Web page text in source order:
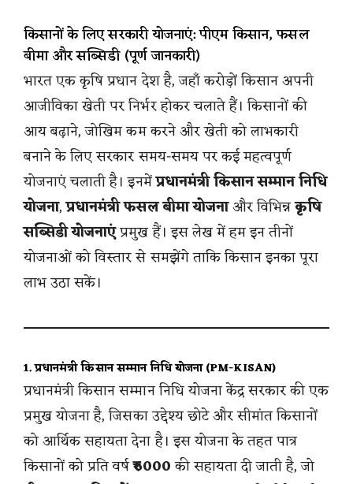
किसानों के लिए सरकारी योजनाएं: पीएम किसान, फसल
बीमा और सब्सिडी (पूर्ण जानकारी)
भारत एक कृषि प्रधान देश है, जहाँ करोड़ों किसान अपनी
आजीविका खेती पर निर्भर होकर चलाते हैं। किसानों की
आय बढ़ाने, जोखिम कम करने और खेती को लाभकारी
बनाने के लिए सरकार समय-समय पर कई महत्वपूर्ण
योजनाएं चलाती है। इनमेंप्रधानमंत्री किसान सम्मान निधि
योजना,प्रधानमंत्री फसल बीमा योजनाऔर विभिन्नकृषि
सब्सिडी योजनाएंप्रमुख हैं। इस लेख में हम इन तीनों
योजनाओं को विस्तार से समझेंगे ताकि किसान इनका पूरा
लाभ उठा सकें।
1. प्रधानमंत्री किसान सम्मान निधि योजना (PM-KISAN)
प्रधानमंत्री किसान सम्मान निधि योजना केंद्र सरकार की एक
प्रमुख योजना है, जिसका उद्देश्य छोटे और सीमांत किसानों
को आर्थिक सहायता देना है। इस योजना के तहत पात्र
किसानों को प्रति वर्ष₹6000की सहायता दी जाती है, जो